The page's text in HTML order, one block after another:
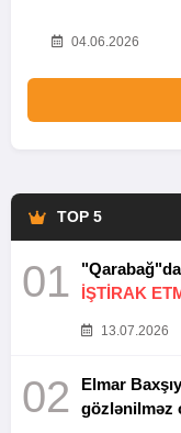
04.06.2026
TOP 5
01
İŞTİRAK
13.07.2026
02
Elmar
gözlənilməz